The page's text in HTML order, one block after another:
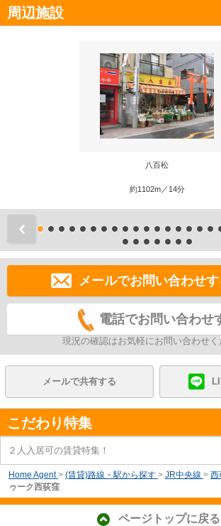
周辺施設
八百松
約1102m／14分
前
メールでお問い合わせ
電話でお問い合わせ
現況の確認はお気軽にお問い合わせく
メールで共有する
こだわり特集
２人入居可の賃貸特集！
Home Agent > (賃貸)路線・駅から探す > JR中央線 > 西
ゥーク西荻窪
ページトップに戻る